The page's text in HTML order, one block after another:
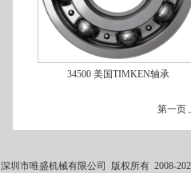
34500 美国TIMKEN轴承
第一页
深圳市唯盛机械有限公司 版权所有 2008-